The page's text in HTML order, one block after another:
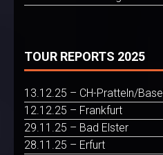
TOUR REPORTS 2025
13.12.25 – CH-Pratteln/Basel
12.12.25 – Frankfurt
29.11.25 – Bad Elster
28.11.25 – Erfurt